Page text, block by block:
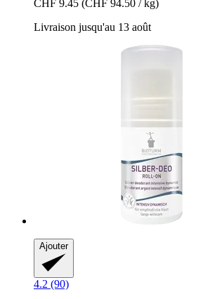
CHF 9.45 (CHF 94.50 / kg)
Livraison jusqu'au 13 août
Ajouter
4.2 (90)